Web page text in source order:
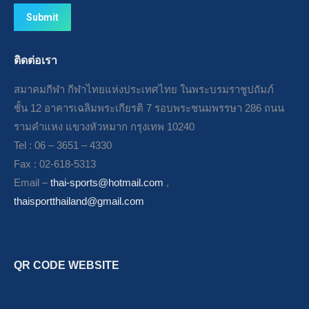
Submit
ติดต่อเรา
สมาคมกีฬา กีฬาไทยแห่งประเทศไทย ในพระบรมราชูปถัมภ์
ชั้น 12 อาคารเฉลิมพระเกียรติ 7 รอบพระชนมพรรษา 286 ถนน
รามคำแหง แขวงหัวหมาก กรุงเทพ 10240
Tel : 06 – 3651 – 4330
Fax : 02-618-5313
Email –thai-sports@hotmail.com ,
thaisportthailand@gmail.com
QR CODE WEBSITE